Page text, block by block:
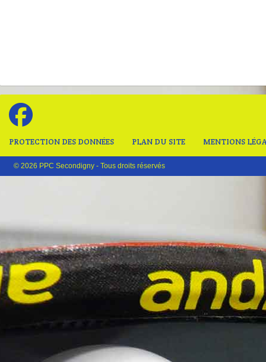
PROTECTION DES DONNÉES PLAN DU SITE MENTIONS
© 2026 PPC Secondigny - Tous droits réservés